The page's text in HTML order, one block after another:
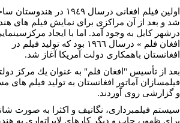
اولين فیلم افغانی درسال ١٩٤٩ در
شد و بعد از آن مراكزی برای نمايش فيلم های
درشهر كابل به وجود آمد. اما با ايجاد
افغان فلم » درسال ١٩٦٦ بود که تولید فیلم در
افغانستان باهمكاری دولت آمريكا آغاز شد.
بعد از تأسيس "افغان فلم" به عنوان يك مركز
فيلمسازان آماتور افغانستان به توليد فيلم های
و گزارشی روی آوردند.
سيستم فيلمبرداری، نگاتيف و اکثرا به صورت
برای ظهور، چاپ و دیگر کارهای لابراتواری به